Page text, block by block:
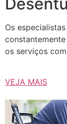
Os
os serviços
VEJA MAIS